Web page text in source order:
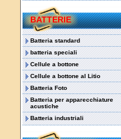
BATTERIE
Batteria standard
batteria speciali
Cellule a bottone
Cellule a bottone al Litio
Batteria Foto
Batteria per apparecchiature
acustiche
Batteria industriali